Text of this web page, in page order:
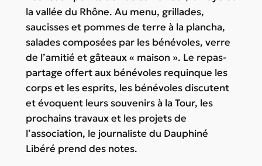
la vallée du Rhône. Au menu, grillades,
saucisses et pommes de terre à la plancha,
salades composées par les bénévoles, verre
de l’amitié et gâteaux « maison ». Le repas-
partage offert aux bénévoles requinque les
corps et les esprits, les bénévoles discutent
et évoquent leurs souvenirs à la Tour, les
prochains travaux et les projets de
l’association, le journaliste du Dauphiné
Libéré prend des notes.